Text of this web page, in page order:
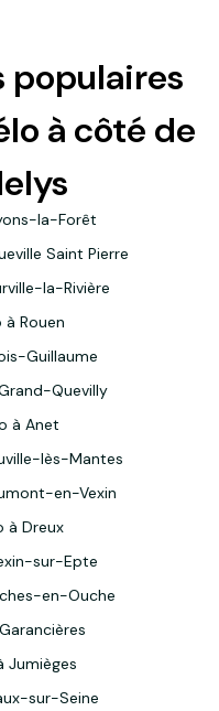
populaires
à côté de
la-Forêt
Saint Pierre
la-Rivière
Rouen
Guillaume
Quevilly
à Anet
lès-Mantes
en-Vexin
à Dreux
sur-Epte
en-Ouche
Jumièges
sur-Seine